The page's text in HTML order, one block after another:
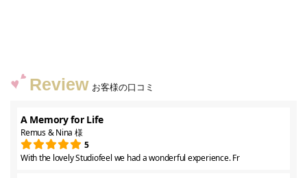
Review お客様の口コミ
A Memory for Life
Remus & Nina 様
5
With the lovely Studiofeel we had a wonderful experience. Fr